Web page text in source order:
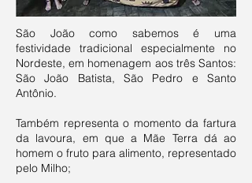
São João como sabemos é uma
festividade tradicional especialmente no
Nordeste, em homenagem aos três Santos:
São João Batista, São Pedro e Santo
Antônio.
Também representa o momento da fartura
da lavoura, em que a Mãe Terra dá ao
homem o fruto para alimento, representado
pelo Milho;